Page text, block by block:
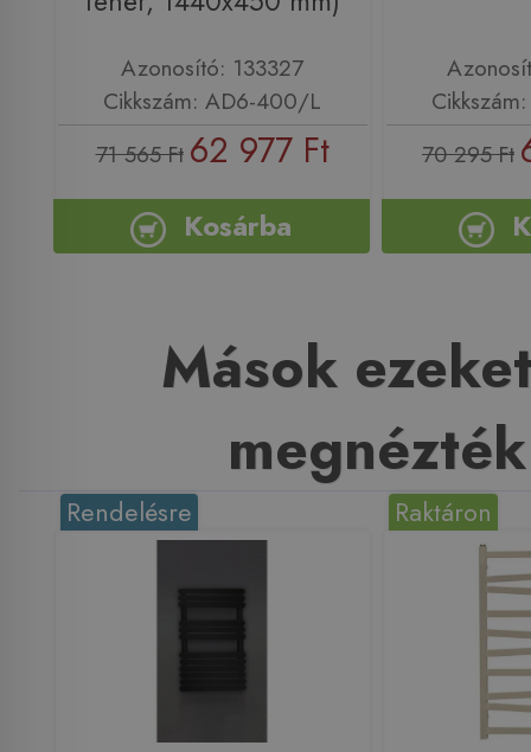
Azonosító: 133327
Cikkszám: AD6-400/L
71 565 Ft 62 977 Ft
Kosárba
70 295 Ft
Mások
megnézték
Rendelésre Raktáron